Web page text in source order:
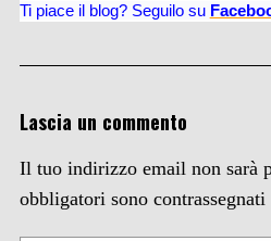
Ti piace il blog? Seguilo su
Lascia un commento
Il tuo indirizzo email non sarà
obbligatori sono contrassegnati